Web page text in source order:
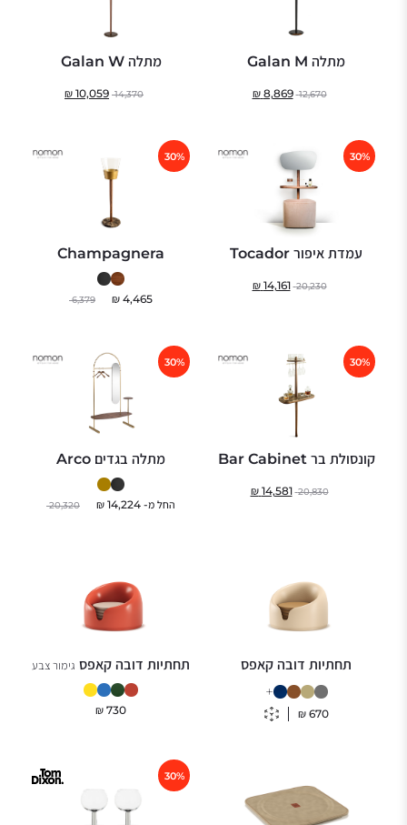
מתלה Galan M
12,670
8,869
₪
מתלה Galan W
14,370
10,059
₪
עמדת איפור Tocador
30%
20,230
14,161
₪
Champagnera
30%
4,465
₪
6,379
קונסולת בר Bar Cabinet
30%
20,830
14,581
₪
מתלה בגדים Arco
30%
החל מ- 14,224
₪
20,320
תחתיות דובה קאפס
670
₪
+
תחתיות דובה קאפס גימור צבע
730
₪
30%